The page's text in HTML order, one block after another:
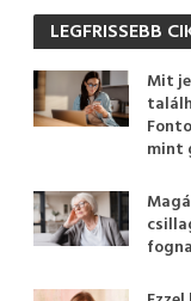
LEGFRISSEBB
Mit
mint